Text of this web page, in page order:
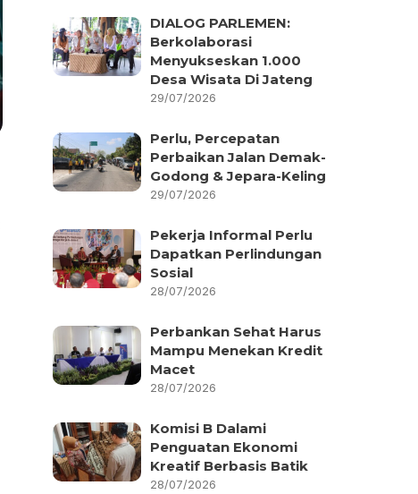
DIALOG PARLEMEN:
Berkolaborasi
Menyukseskan 1.000
Desa Wisata Di Jateng
29/07/2026
Perlu, Percepatan
Perbaikan Jalan Demak-
Godong & Jepara-Keling
29/07/2026
Pekerja Informal Perlu
Dapatkan Perlindungan
Sosial
28/07/2026
Perbankan Sehat Harus
Mampu Menekan Kredit
Macet
28/07/2026
Komisi B Dalami
Penguatan Ekonomi
Kreatif Berbasis Batik
28/07/2026